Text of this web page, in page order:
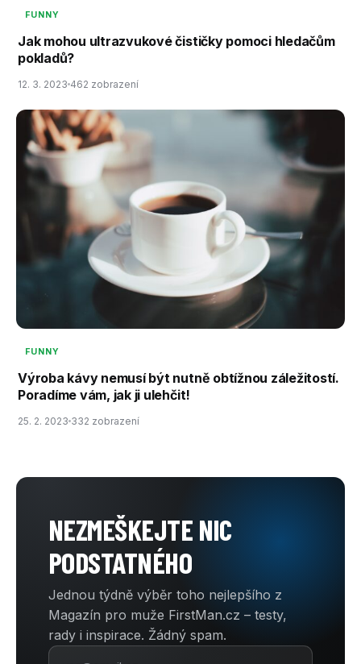
FUNNY
Jak mohou ultrazvukové čističky pomoci hledačům
pokladů?
12. 3. 2023 462 zobrazení
FUNNY
Výroba kávy nemusí být nutně obtížnou záležitostí.
Poradíme vám, jak ji ulehčit!
25. 2. 2023 332 zobrazení
NEZMEŠKEJTE NIC
PODSTATNÉHO
Jednou týdně výběr toho nejlepšího z
Magazín pro muže FirstMan.cz – testy,
rady i inspirace. Žádný spam.